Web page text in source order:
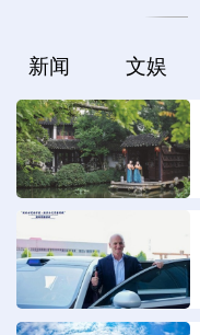
新闻 文娱